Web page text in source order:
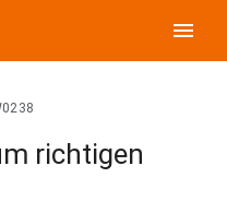
menu
richtigen